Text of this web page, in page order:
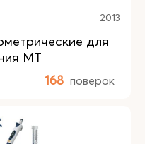
2013
для
МТ
168 поверок